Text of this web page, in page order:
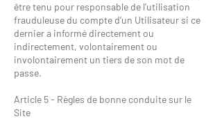
être tenu pour responsable de l’utilisation
frauduleuse du compte d’un Utilisateur si ce
dernier a informé directement ou
indirectement, volontairement ou
involontairement un tiers de son mot de
passe.
Article 5 - Règles de bonne conduite sur le
Site